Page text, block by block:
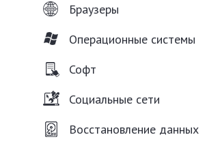
Браузеры
Операционные системы
Софт
Социальные сети
Восстановление данных